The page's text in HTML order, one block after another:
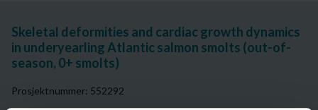
Skeletal deformities and cardiac growth dynamics
in underyearling Atlantic salmon smolts (out-of-
season, 0+ smolts)
Prosjektnummer: 552292